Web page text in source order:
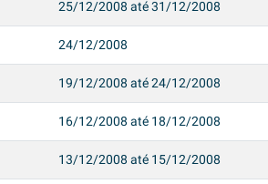
25/12/2008 até 31/12/2008
24/12/2008
19/12/2008 até 24/12/2008
16/12/2008 até 18/12/2008
13/12/2008 até 15/12/2008